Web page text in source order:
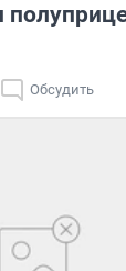
Обсудить